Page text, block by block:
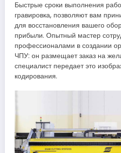
Быстрые сроки выполнения
гравировка, позволяют вам
для восстановления вашего
прибыли. Опытный мастер
профессионалами в создании
ЧПУ: он размещает заказ на
специалист передает это
кодирования.